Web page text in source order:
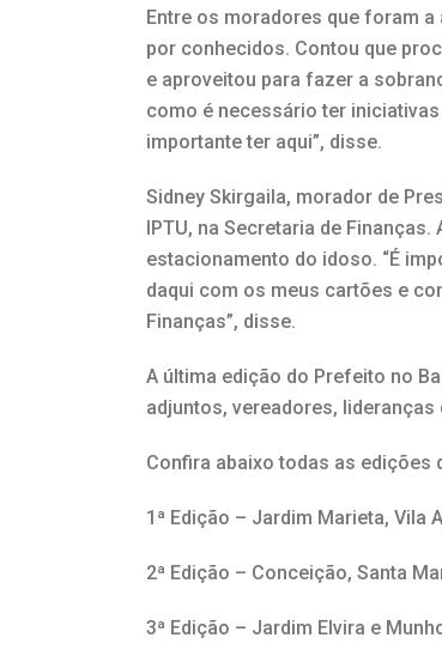
Entre os moradores que foram a
por conhecidos. Contou que
e aproveitou para fazer a
como é necessário ter
importante ter aqui”, disse.
Sidney Skirgaila, morador de
IPTU, na Secretaria de
estacionamento do idoso. “É
daqui com os meus cartões e
Finanças”, disse.
A última edição do Prefeito no
adjuntos, vereadores,
Confira abaixo todas as edições
1ª Edição – Jardim Marieta, Vila
2ª Edição – Conceição, Santa
3ª Edição – Jardim Elvira e